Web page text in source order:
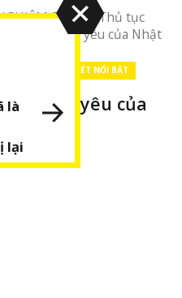
SỐNG/ Thủ tục
thăm người yêu của Nhật
chính BÀI VIẾT NỔI BẬT
người yêu của
lại
là